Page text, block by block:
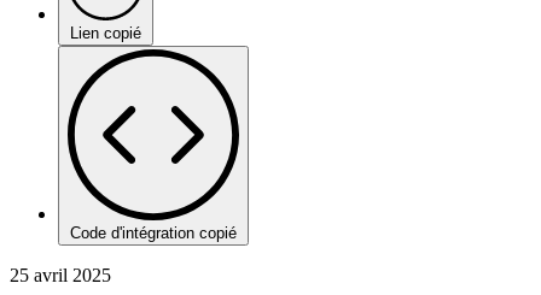
Lien copié
Code d'intégration copié
25 avril 2025